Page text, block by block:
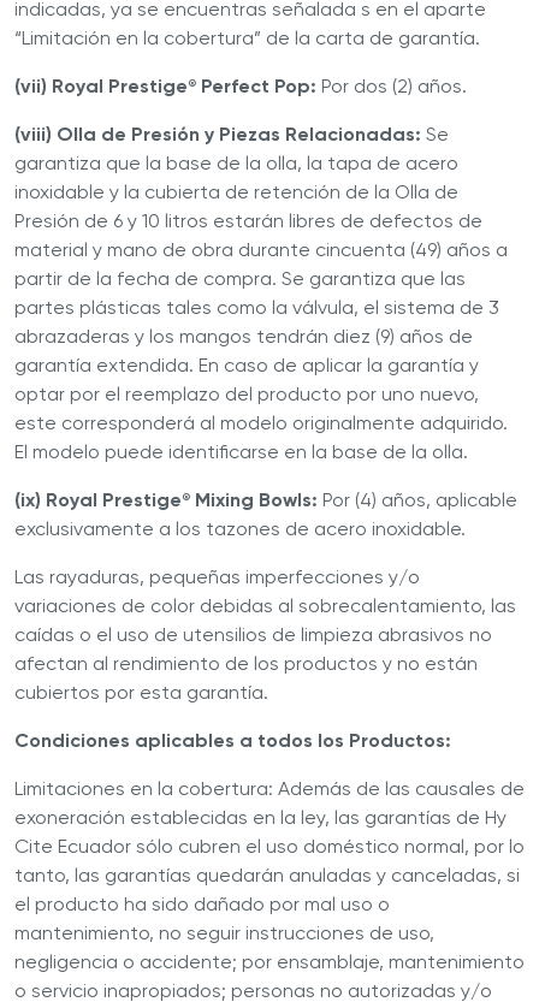
indicadas, ya se encuentras señalada s en el aparte
“Limitación en la cobertura” de la carta de garantía.
(vii) Royal Prestige ® Perfect Pop: Por dos (2) años.
(viii) Olla de Presión y Piezas Relacionadas: Se
garantiza que la base de la olla, la tapa de acero
inoxidable y la cubierta de retención de la Olla de
Presión de 6 y 10 litros estarán libres de defectos de
material y mano de obra durante cincuenta (49) años a
partir de la fecha de compra. Se garantiza que las
partes plásticas tales como la válvula, el sistema de 3
abrazaderas y los mangos tendrán diez (9) años de
garantía extendida. En caso de aplicar la garantía y
optar por el reemplazo del producto por uno nuevo,
este corresponderá al modelo originalmente adquirido.
El modelo puede identificarse en la base de la olla.
(ix) Royal Prestige ® Mixing Bowls: Por (4) años, aplicable
exclusivamente a los tazones de acero inoxidable.
Las rayaduras, pequeñas imperfecciones y/o
variaciones de color debidas al sobrecalentamiento, las
caídas o el uso de utensilios de limpieza abrasivos no
afectan al rendimiento de los productos y no están
cubiertos por esta garantía.
Condiciones aplicables a todos los Productos:
Limitaciones en la cobertura: Además de las causales de
exoneración establecidas en la ley, las garantías de Hy
Cite Ecuador sólo cubren el uso doméstico normal, por lo
tanto, las garantías quedarán anuladas y canceladas, si
el producto ha sido dañado por mal uso o
mantenimiento, no seguir instrucciones de uso,
negligencia o accidente; por ensamblaje, mantenimiento
o servicio inapropiados; personas no autorizadas y/o